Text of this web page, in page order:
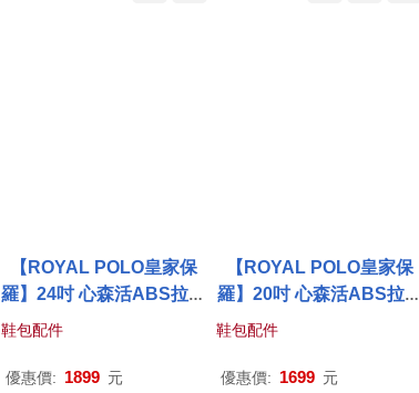
【ROYAL POLO皇家保
羅】24吋 心森活ABS拉鍊
硬殼箱/行李箱 (3色任選) 2
鞋包配件
優惠價: 1899 元
【ROYAL POLO皇家保
羅】20吋 心森活ABS拉鍊
硬殼箱/行李箱 (3色任選) 2
鞋包配件
優惠價: 1699 元